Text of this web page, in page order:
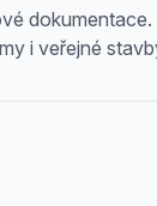
i veřejné